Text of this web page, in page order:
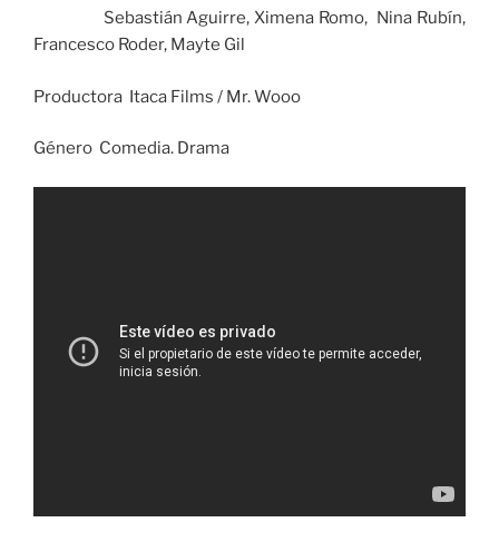
Sebastián Aguirre, Ximena Romo, Nina Rubín,
Francesco Roder, Mayte Gil
Productora Itaca Films / Mr. Wooo
Género Comedia. Drama